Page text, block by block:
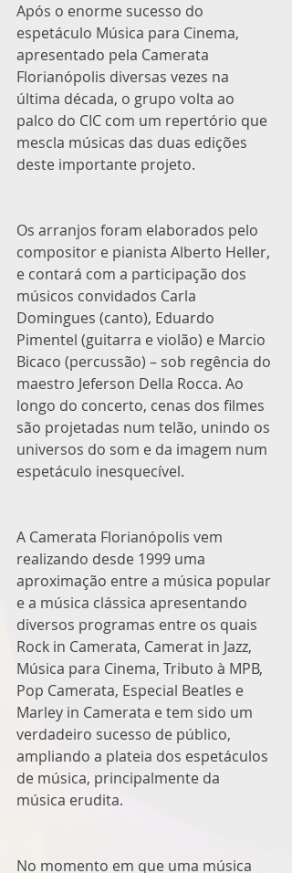
Após o enorme sucesso do
espetáculo Música para Cinema,
apresentado pela Camerata
Florianópolis diversas vezes na
última década, o grupo volta ao
palco do CIC com um repertório que
mescla músicas das duas edições
deste importante projeto.
Os arranjos foram elaborados pelo
compositor e pianista Alberto Heller,
e contará com a participação dos
músicos convidados Carla
Domingues (canto), Eduardo
Pimentel (guitarra e violão) e Marcio
Bicaco (percussão) – sob regência do
maestro Jeferson Della Rocca. Ao
longo do concerto, cenas dos filmes
são projetadas num telão, unindo os
universos do som e da imagem num
espetáculo inesquecível.
A Camerata Florianópolis vem
realizando desde 1999 uma
aproximação entre a música popular
e a música clássica apresentando
diversos programas entre os quais
Rock in Camerata, Camerat in Jazz,
Música para Cinema, Tributo à MPB,
Pop Camerata, Especial Beatles e
Marley in Camerata e tem sido um
verdadeiro sucesso de público,
ampliando a plateia dos espetáculos
de música, principalmente da
música erudita.
No momento em que uma música